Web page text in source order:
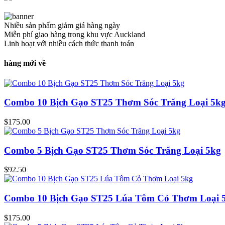
Nhiều sản phẩm giảm giá hàng ngày
Miễn phí giao hàng trong khu vực Auckland
Linh hoạt với nhiều cách thức thanh toán
hàng mới về
Combo 10 Bịch Gạo ST25 Thơm Sóc Trăng Loại
$175.00
Combo 5 Bịch Gạo ST25 Thơm Sóc Trăng Loại 5kg
$92.50
Combo 10 Bịch Gạo ST25 Lúa Tôm Cỏ Thơm Loại
$175.00